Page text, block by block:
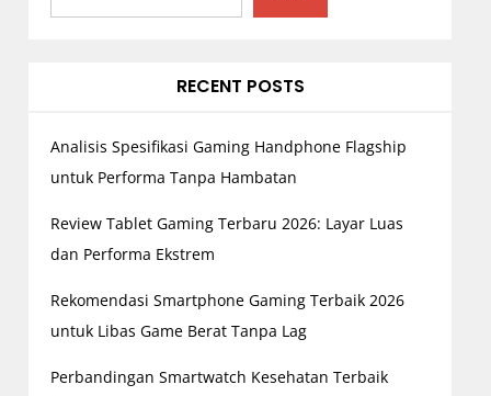
RECENT POSTS
Analisis Spesifikasi Gaming Handphone Flagship
untuk Performa Tanpa Hambatan
Review Tablet Gaming Terbaru 2026: Layar Luas
dan Performa Ekstrem
Rekomendasi Smartphone Gaming Terbaik 2026
untuk Libas Game Berat Tanpa Lag
Perbandingan Smartwatch Kesehatan Terbaik